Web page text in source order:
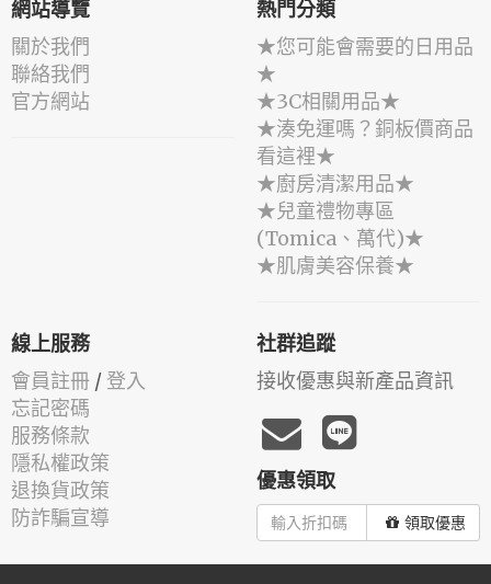
網站導覽
關於我們
聯絡我們
官方網站
熱門分類
★您可能會需要的日用品
★
★3C相關用品★
★湊免運嗎？銅板價商品
看這裡★
★廚房清潔用品★
★兒童禮物專區
(Tomica、萬代)★
★肌膚美容保養★
線上服務
會員註冊 / 登入
忘記密碼
服務條款
隱私權政策
退換貨政策
防詐騙宣導
社群追蹤
接收優惠與新產品資訊
優惠領取
領取優惠